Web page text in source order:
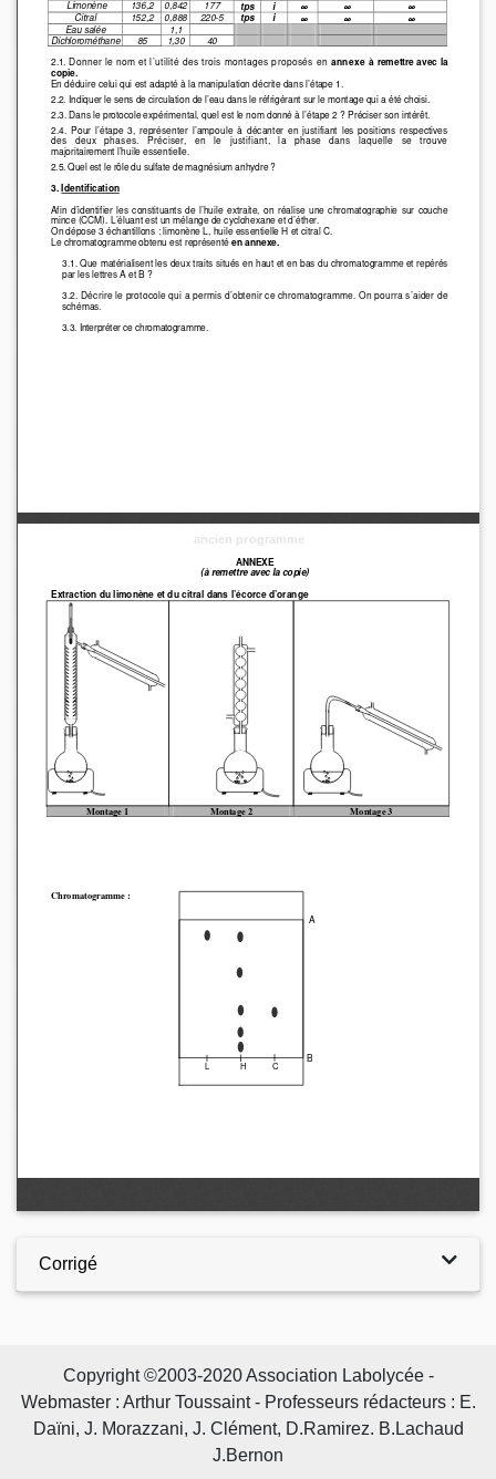
Corrigé
Copyright ©2003-2020 Association Labolycée -
Webmaster : Arthur Toussaint - Professeurs rédacteurs : E.
Daïni, J. Morazzani, J. Clément, D.Ramirez. B.Lachaud
J.Bernon